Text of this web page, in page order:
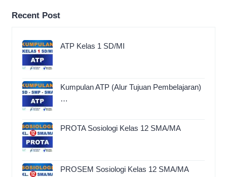
Recent Post
ATP Kelas 1 SD/MI
Kumpulan ATP (Alur Tujuan Pembelajaran)
…
PROTA Sosiologi Kelas 12 SMA/MA
PROSEM Sosiologi Kelas 12 SMA/MA